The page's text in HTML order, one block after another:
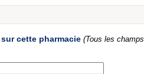
cette pharmacie (Tous les